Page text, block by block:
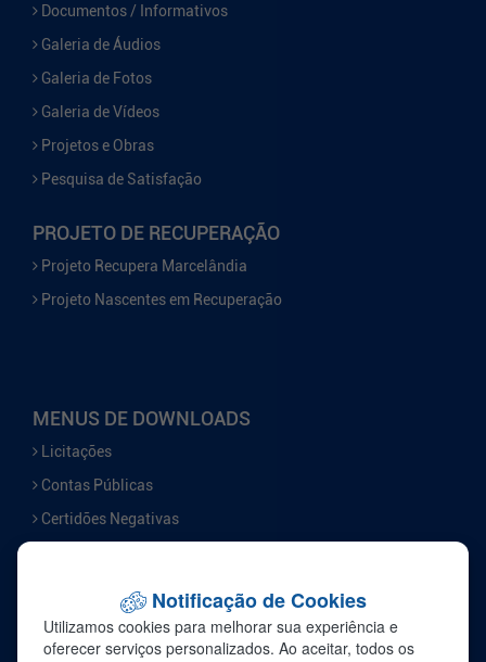
Documentos / Informativos
Galeria de Áudios
Galeria de Fotos
Galeria de Vídeos
Projetos e Obras
Pesquisa de Satisfação
PROJETO DE RECUPERAÇÃO
Projeto Recupera Marcelândia
Projeto Nascentes em Recuperação
MENUS DE DOWNLOADS
Licitações
Contas Públicas
Certidões Negativas
FALE CONOSCO
Ouvidoria
Notificação de Cookies
Utilizamos cookies para melhorar sua experiência e
oferecer serviços personalizados. Ao aceitar, todos os